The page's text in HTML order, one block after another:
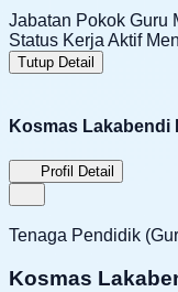
Jabatan Pokok Guru
Status Kerja Aktif
Tutup Detail
Kosmas Lakabendi
Profil Detail
Tenaga Pendidik
Kosmas